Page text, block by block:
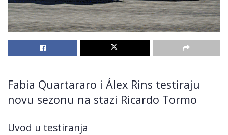
Fabia Quartararo i Álex Rins testiraju
novu sezonu na stazi Ricardo Tormo
Uvod u testiranja